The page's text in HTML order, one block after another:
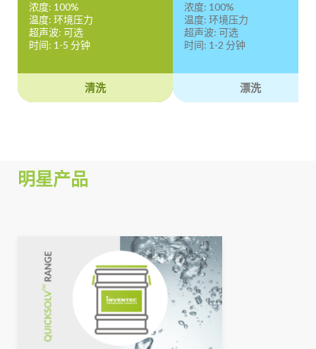
浓度: 100%
温度: 环境压力
超声波: 可选
时间: 1-5 分钟
清洗
浓度: 100%
温度: 环境压力
超声波: 可选
时间: 1-2 分钟
漂洗
明星产品